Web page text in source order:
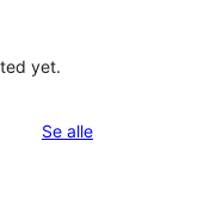
yet.
Se alleomtalene